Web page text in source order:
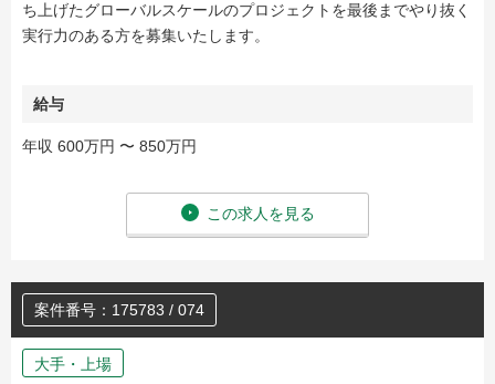
ち上げたグローバルスケールのプロジェクトを最後までやり抜く
実行力のある方を募集いたします。
給与
年収 600万円 〜 850万円
この求人を見る
案件番号：175783 / 074
大手・上場